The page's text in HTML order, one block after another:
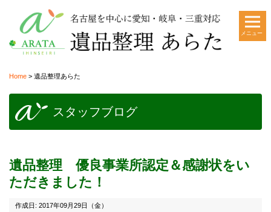
メニュー
Home > 遺品整理あらた
スタッフブログ
遺品整理 優良事業所認定＆感謝状をい
ただきました！
作成日: 2017年09月29日（金）